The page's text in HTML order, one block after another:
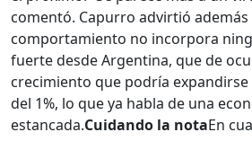
comentó. Capurro advirtió además
comportamiento no incorpora
fuerte desde Argentina, que de
crecimiento que podría
del 1%, lo que ya habla de una
estancada.Cuidando la notaEn